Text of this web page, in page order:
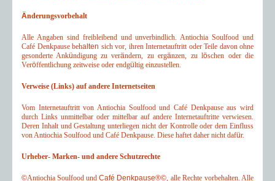
Änderungsvorbehalt
Alle Angaben sind freibleibend und unverbindlich. Antiochia Soulfood und
Café Denkpause behalten sich vor, ihren Internetauftritt oder Teile davon ohne
gesonderte Ankündigung zu verändern, zu ergänzen, zu löschen oder die
Veröffentlichung zeitweise oder endgültig einzustellen.
Verweise (Links) auf andere Internetseiten
Vom Internetauftritt von Antiochia Soulfood und Café Denkpause aus wird
durch Links unmittelbar oder mittelbar auf andere Internetauftritte verwiesen.
Deren Inhalt und Gestaltung unterliegen nicht der Kontrolle oder dem Einfluss
von Antiochia Soulfood und Café Denkpause. Diese haftet daher nicht dafür.
Urheber- Marken- und andere Schutzrechte
©Antiochia Soulfood und Café Denkpause®©, alle Rechte vorbehalten. Alle